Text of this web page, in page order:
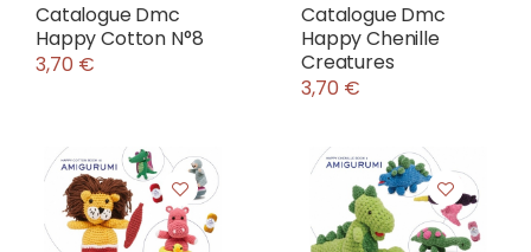
Catalogue Dmc
Happy Cotton N°8
3,70 €
Catalogue Dmc
Happy Chenille
Creatures
3,70 €